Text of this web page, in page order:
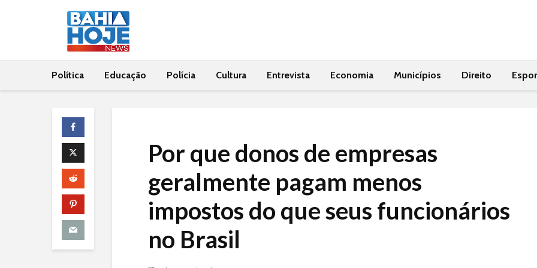
Política Educação Polícia Cultura Entrevista Economia Municípios Direito
Por que donos de empresas
geralmente pagam menos
impostos do que seus funcionários
no Brasil